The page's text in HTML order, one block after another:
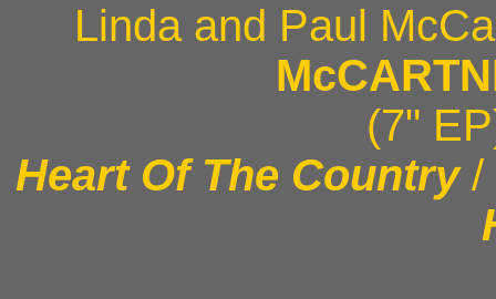
Linda and Paul
(7"
Heart Of The Country/